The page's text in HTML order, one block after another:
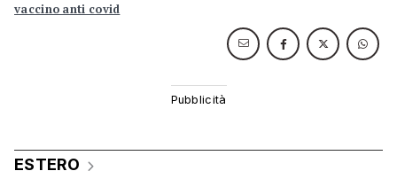
vaccino anti covid
ESTERO